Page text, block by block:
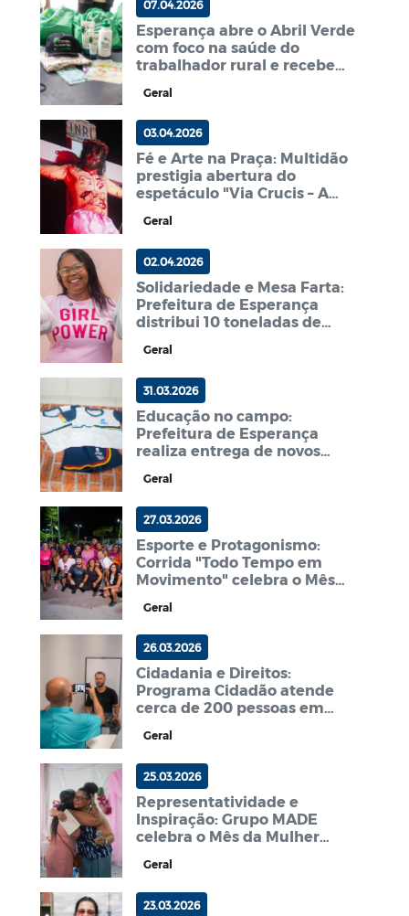
07.04.2026
Esperança abre o Abril Verde
com foco na saúde do
trabalhador rural e recebe
Geral
03.04.2026
Fé e Arte na Praça: Multidão
prestigia abertura do
espetáculo "Via Crucis – A
Esperança
Geral
02.04.2026
Solidariedade e Mesa Farta:
Prefeitura de Esperança
distribui 10 toneladas de
alimentos
Geral
31.03.2026
Educação no campo:
Prefeitura de Esperança
realiza entrega de novos
Barbosa, no Riacho Fundo
Geral
27.03.2026
Esporte e Protagonismo:
Corrida "Todo Tempo em
Movimento" celebra o Mês
Geral
26.03.2026
Cidadania e Direitos:
Programa Cidadão atende
cerca de 200 pessoas em
Geral
25.03.2026
Representatividade e
Inspiração: Grupo MADE
celebra o Mês da Mulher
mulher negra
Geral
23.03.2026